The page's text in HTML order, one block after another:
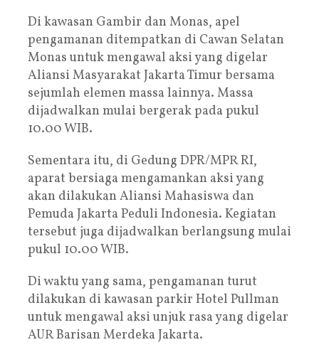
Di kawasan Gambir dan Monas, apel
pengamanan ditempatkan di Cawan Selatan
Monas untuk mengawal aksi yang digelar
Aliansi Masyarakat Jakarta Timur bersama
sejumlah elemen massa lainnya. Massa
dijadwalkan mulai bergerak pada pukul
10.00 WIB.
Sementara itu, di Gedung DPR/MPR RI,
aparat bersiaga mengamankan aksi yang
akan dilakukan Aliansi Mahasiswa dan
Pemuda Jakarta Peduli Indonesia. Kegiatan
tersebut juga dijadwalkan berlangsung mulai
pukul 10.00 WIB.
Di waktu yang sama, pengamanan turut
dilakukan di kawasan parkir Hotel Pullman
untuk mengawal aksi unjuk rasa yang digelar
AUR Barisan Merdeka Jakarta.